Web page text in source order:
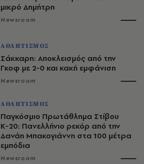
μικρό Δημήτρη
Newsroom
ΑΘΛΗΤΙΣΜΟΣ
Σάκκαρη: Αποκλεισμός από την
Γκοφ με 2-0 και κακή εμφάνιση
Newsroom
ΑΘΛΗΤΙΣΜΟΣ
Παγκόσμιο Πρωτάθλημα Στίβου
Κ-20: Πανελλήνιο ρεκόρ από την
Δανάη Μπακογιάννη στα 100 μέτρα
εμπόδια
Newsroom